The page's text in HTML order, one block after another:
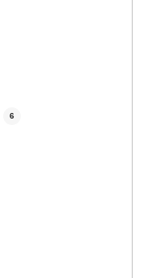
6